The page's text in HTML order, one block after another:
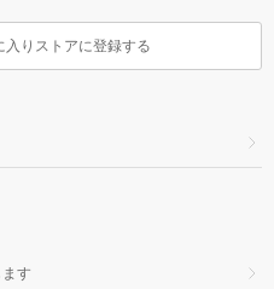
入りストアに登録する
す